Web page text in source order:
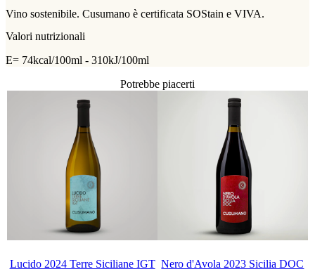
Vino sostenibile. Cusumano è certificata SOStain e VIVA.
Valori nutrizionali
E= 74kcal/100ml - 310kJ/100ml
Potrebbe piacerti
Lucido 2024 Terre Siciliane IGT Nero d'Avola 2023 Sicilia DOC